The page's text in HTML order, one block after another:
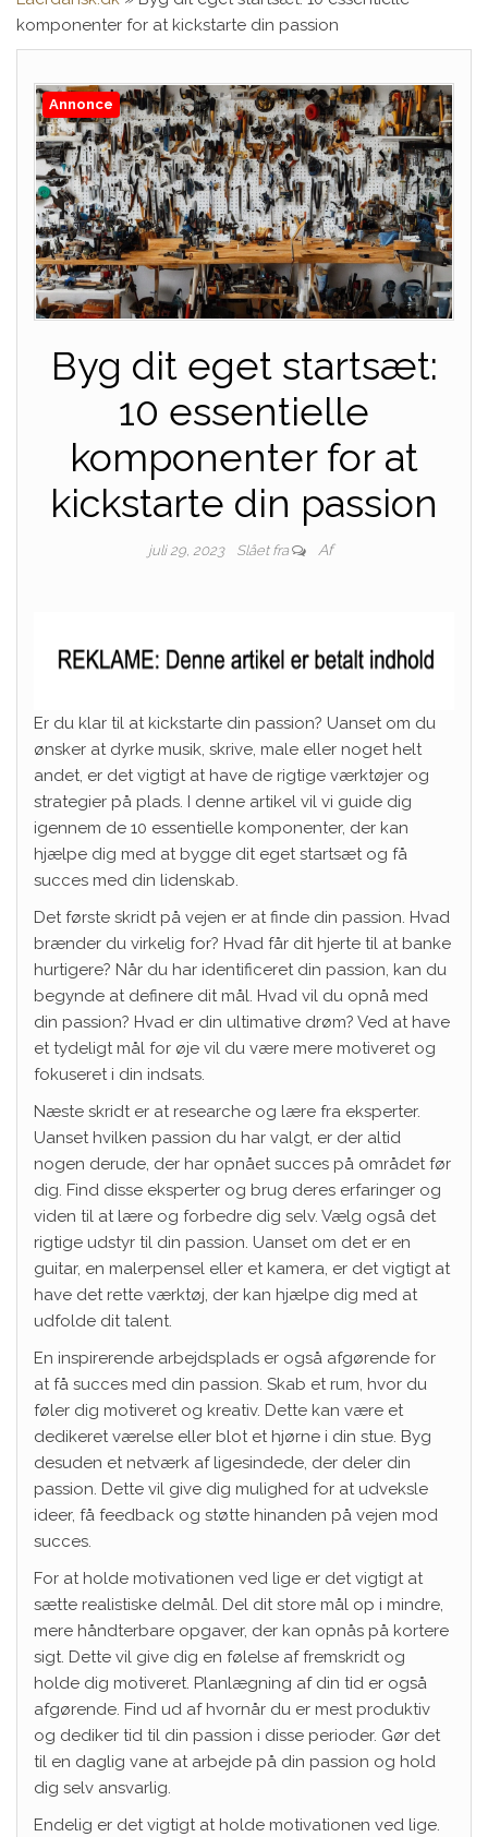
komponenter for at kickstarte din passion
Annonce
Byg dit eget startsæt:
10 essentielle
komponenter for at
kickstarte din passion
juli 29, 2023 Slået fra Af
Er du klar til at kickstarte din passion? Uanset om du
ønsker at dyrke musik, skrive, male eller noget helt
andet, er det vigtigt at have de rigtige værktøjer og
strategier på plads. I denne artikel vil vi guide dig
igennem de 10 essentielle komponenter, der kan
hjælpe dig med at bygge dit eget startsæt og få
succes med din lidenskab.
Det første skridt på vejen er at finde din passion. Hvad
brænder du virkelig for? Hvad får dit hjerte til at banke
hurtigere? Når du har identificeret din passion, kan du
begynde at definere dit mål. Hvad vil du opnå med
din passion? Hvad er din ultimative drøm? Ved at have
et tydeligt mål for øje vil du være mere motiveret og
fokuseret i din indsats.
Næste skridt er at researche og lære fra eksperter.
Uanset hvilken passion du har valgt, er der altid
nogen derude, der har opnået succes på området før
dig. Find disse eksperter og brug deres erfaringer og
viden til at lære og forbedre dig selv. Vælg også det
rigtige udstyr til din passion. Uanset om det er en
guitar, en malerpensel eller et kamera, er det vigtigt at
have det rette værktøj, der kan hjælpe dig med at
udfolde dit talent.
En inspirerende arbejdsplads er også afgørende for
at få succes med din passion. Skab et rum, hvor du
føler dig motiveret og kreativ. Dette kan være et
dedikeret værelse eller blot et hjørne i din stue. Byg
desuden et netværk af ligesindede, der deler din
passion. Dette vil give dig mulighed for at udveksle
ideer, få feedback og støtte hinanden på vejen mod
succes.
For at holde motivationen ved lige er det vigtigt at
sætte realistiske delmål. Del dit store mål op i mindre,
mere håndterbare opgaver, der kan opnås på kortere
sigt. Dette vil give dig en følelse af fremskridt og
holde dig motiveret. Planlægning af din tid er også
afgørende. Find ud af hvornår du er mest produktiv
og dediker tid til din passion i disse perioder. Gør det
til en daglig vane at arbejde på din passion og hold
dig selv ansvarlig.
Endelig er det vigtigt at holde motivationen ved lige.